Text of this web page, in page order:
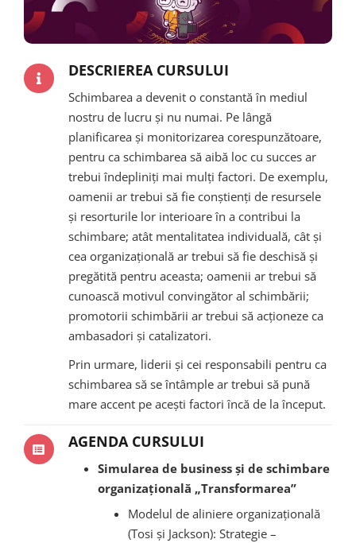
DESCRIEREA CURSULUI
Schimbarea a devenit o constantă în mediul
nostru de lucru și nu numai. Pe lângă
planificarea și monitorizarea corespunzătoare,
pentru ca schimbarea să aibă loc cu succes ar
trebui îndepliniți mai mulți factori. De exemplu,
oamenii ar trebui să fie conștienți de resursele
și resorturile lor interioare în a contribui la
schimbare; atât mentalitatea individuală, cât și
cea organizațională ar trebui să fie deschisă și
pregătită pentru aceasta; oamenii ar trebui să
cunoască motivul convingător al schimbării;
promotorii schimbării ar trebui să acționeze ca
ambasadori și catalizatori.
Prin urmare, liderii și cei responsabili pentru ca
schimbarea să se întâmple ar trebui să pună
mare accent pe acești factori încă de la început.
AGENDA CURSULUI
Simularea de business și de schimbare
organizațională „Transformarea”
Modelul de aliniere organizațională
(Tosi și Jackson): Strategie –